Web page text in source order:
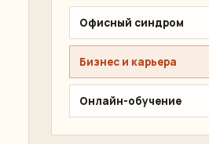
Офисный синдром
Бизнес и карьера
Онлайн-обучение